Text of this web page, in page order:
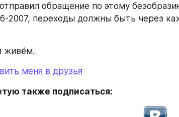
обращение по этому
2007, переходы должны быть через
живём.
меня в друзья
также подписаться: